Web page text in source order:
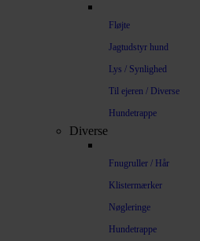
Fløjte
Jagtudstyr hund
Lys / Synlighed
Til ejeren / Diverse
Hundetrappe
Diverse
Fnugruller / Hår
Klistermærker
Nøgleringe
Hundetrappe